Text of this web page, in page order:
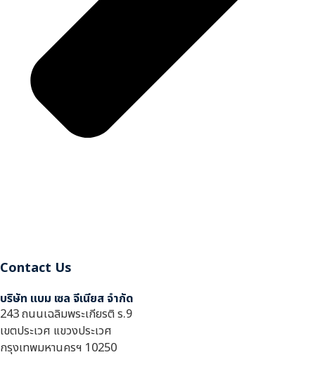
Contact Us
บริษัท แบม เซล จีเนียส จำกัด
243 ถนนเฉลิมพระเกียรติ ร.9
เขตประเวศ แขวงประเวศ
กรุงเทพมหานครฯ 10250